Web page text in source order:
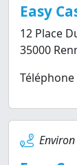
Easy
12 Place
35000
Téléphone